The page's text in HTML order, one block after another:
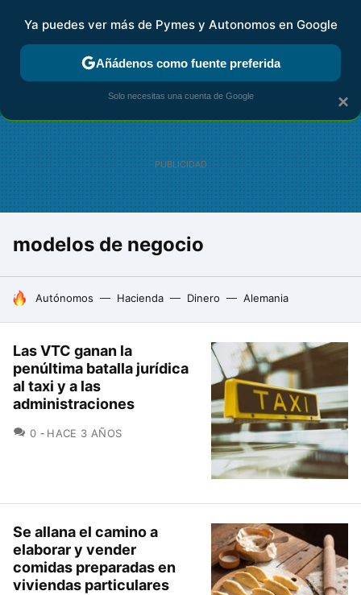
FISCALIDAD Y CONTABILIDAD KIT DIGITAL RENTA
modelos de negocio
HOY SE HABLA DE
Autónomos Hacienda Dinero Alemania
Las VTC ganan la
penúltima batalla jurídica
al taxi y a las
administraciones
0 COMENTARIOS
HACE 3 AÑOS
Se allana el camino a
elaborar y vender
comidas preparadas en
viviendas particulares
×
Ya puedes ver más de Pymes y Autonomos en Google
Añádenos como fuente preferida
Solo necesitas una cuenta de Google